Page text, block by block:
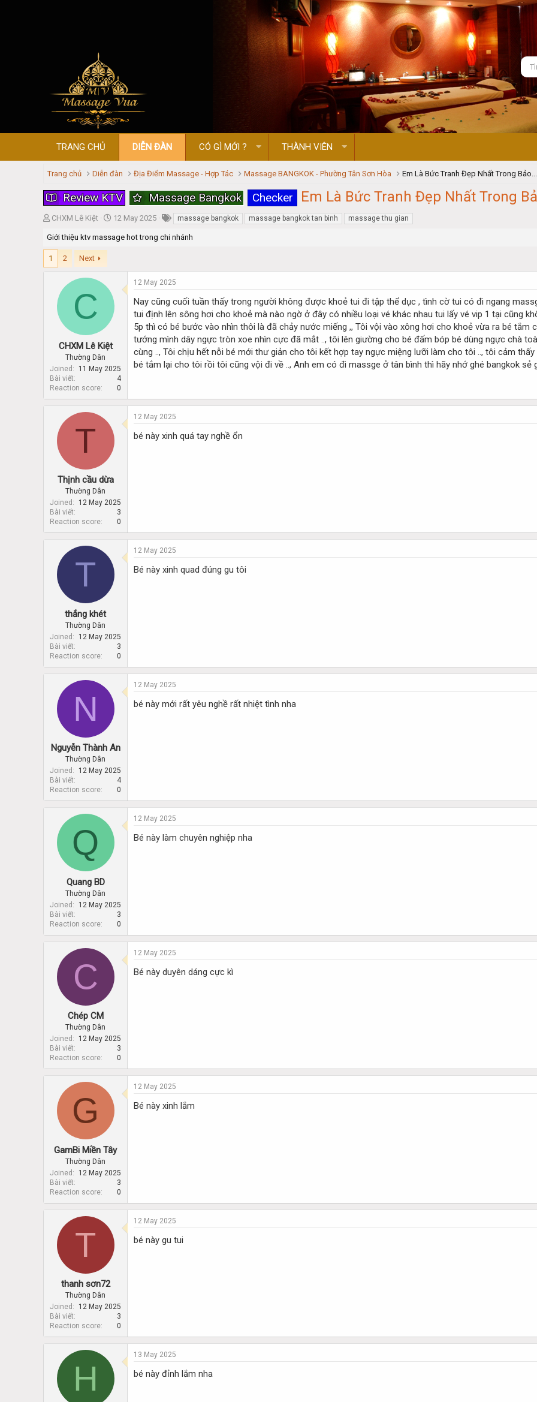
TRANG CHỦ DIỄN ĐÀN CÓ GÌ MỚI ? THÀNH VIÊN
Trang chủ Diễn đàn Địa Điểm Massage - Hợp Tác Massage BANGKOK - Phường Tân Sơn Hòa Em Là Bức Tranh Đẹp Nhất Trong Bảo...
Review KTV Massage Bangkok Checker Em Là Bức Tranh Đẹp Nhất Trong
T
r
e
a
CHXM Lê Kiệt
S
a
e
12 May 2025 massage bangkok massage bangkok tan binh massage thu gian
Giới thiệu ktv massage hot trong chi nhánh
1 2 Next
C
CHXM Lê Kiệt
Thường Dân
Joined
11 May 2025
Bài viết
4
Reaction score
0
12 May 2025
Nay cũng cuối tuần thấy trong người không được khoẻ tui đi tập thể dục , tình cờ tui có đi ngang
tui định lên sông hơi cho khoẻ mà nào ngờ ở đây có nhiều loại vé khác nhau tui lấy vé vip 1 tại cũng
5p thì có bé bước vào nhìn thôi là đã chảy nước miếng ,, Tôi vội vào xông hơi cho khoẻ vừa ra bé
tướng mình dây ngực tròn xoe nhìn cực đã mắt .., tôi lên giường cho bé đấm bóp bé dùng ngực chà
cùng .., Tôi chịu hết nỗi bé mới thư giản cho tôi kết hợp tay ngực miệng lưỡi làm cho tôi .., tôi cảm
bé tắm lại cho tôi rồi tôi cũng vội đi về .., Anh em có đi massge ở tân bình thì hãy nhớ ghé bangkok
T
Thịnh cầu dừa
Thường Dân
Joined
12 May 2025
Bài viết
3
Reaction score
0
12 May 2025
bé này xinh quá tay nghề ổn
T
thắng khét
Thường Dân
Joined
12 May 2025
Bài viết
3
Reaction score
0
12 May 2025
Bé này xinh quad đúng gu tôi
N
Nguyễn Thành An
Thường Dân
Joined
12 May 2025
Bài viết
4
Reaction score
0
12 May 2025
bé này mới rất yêu nghề rất nhiệt tình nha
Q
Quang BD
Thường Dân
Joined
12 May 2025
Bài viết
3
Reaction score
0
12 May 2025
Bé này làm chuyên nghiệp nha
C
Chép CM
Thường Dân
Joined
12 May 2025
Bài viết
3
Reaction score
0
12 May 2025
Bé này duyên dáng cực kì
G
GamBi Miền Tây
Thường Dân
Joined
12 May 2025
Bài viết
3
Reaction score
0
12 May 2025
Bé này xinh lắm
T
thanh sơn72
Thường Dân
Joined
12 May 2025
Bài viết
3
Reaction score
0
12 May 2025
bé này gu tui
H
13 May 2025
bé này đỉnh lắm nha